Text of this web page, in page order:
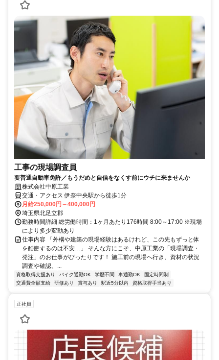
工事の現場調査員
要普通自動車免許／もうだめと自信をなくす前にウチに来ませんか
株式会社中原工業
交通・アクセス 伊奈中央駅から徒歩1分
月給250,000円～400,000円
埼玉県北足立郡
勤務時間詳細 総労働時間：1ヶ月あたり176時間 8:00～17:00 ※現場
により多少変動あり
仕事内容 「外構や建築の現場経験はあるけれど、この先もずっと体
を酷使するのは不安…」 そんな方にこそ、中原工業の「現場調査・
発注」のお仕事がぴったりです！ 施工前の現場へ行き、資材の状況
調査や確認、...
資格取得支援あり バイク通勤OK 学歴不問 車通勤OK
固定時間制
交通費全額支給
研修あり 賞与あり 駅近5分以内 資格取得手当あり
正社員